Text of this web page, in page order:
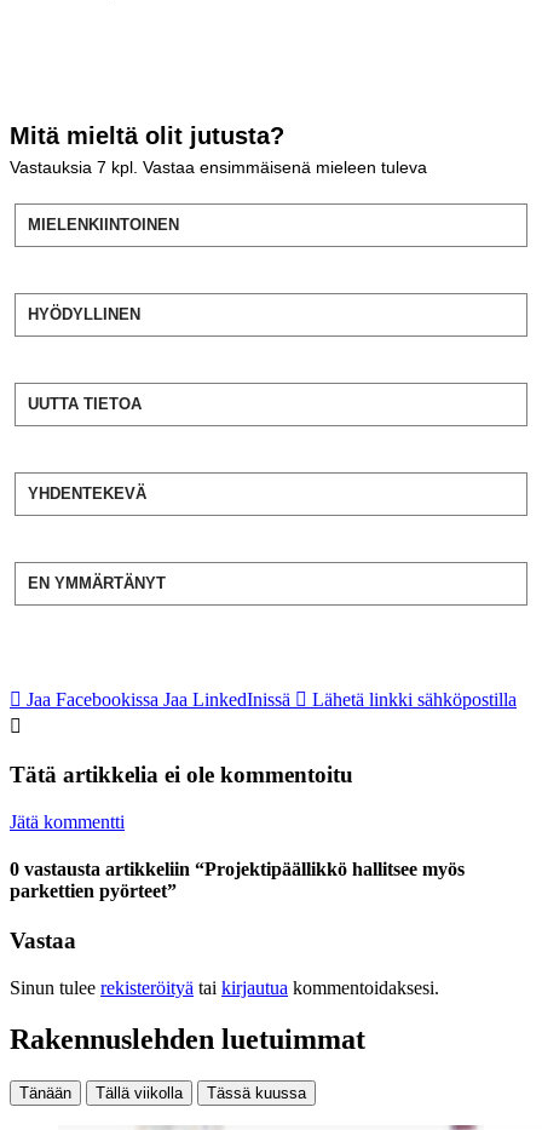
Mitä mieltä olit jutusta?
Vastauksia 7 kpl. Vastaa ensimmäisenä mieleen tuleva
MIELENKIINTOINEN
HYÖDYLLINEN
UUTTA TIETOA
YHDENTEKEVÄ
EN YMMÄRTÄNYT
Jaa Facebookissa Jaa LinkedInissä Lähetä linkki sähköpostilla
Tätä artikkelia ei ole kommentoitu
Jätä kommentti
0 vastausta artikkeliin “Projektipäällikkö hallitsee myös
parkettien pyörteet”
Vastaa
Sinun tulee rekisteröityä tai kirjautua kommentoidaksesi.
Rakennuslehden luetuimmat
Tänään Tällä viikolla Tässä kuussa